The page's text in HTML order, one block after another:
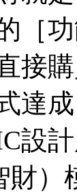
［
接
達
設
）